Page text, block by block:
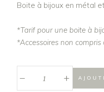
Boite à bijoux en métal
*Tarif pour une boite à
*Accessoires non
+